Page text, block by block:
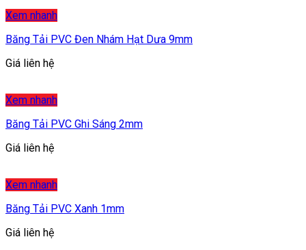
Xem nhanh
Băng Tải PVC Đen Nhám Hạt Dưa 9mm
Giá liên hệ
Xem nhanh
Băng Tải PVC Ghi Sáng 2mm
Giá liên hệ
Xem nhanh
Băng Tải PVC Xanh 1mm
Giá liên hệ